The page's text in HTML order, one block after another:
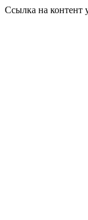
Ссылка на контент